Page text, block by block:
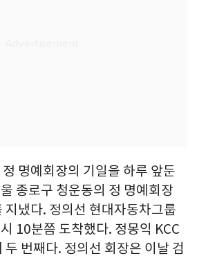
명예회장의 기일을 하루 앞둔
종로구 청운동의 정 명예회장
지냈다. 정의선 현대자동차그룹
10분쯤 도착했다. 정몽익 KCC
번째다. 정의선 회장은 이날 검